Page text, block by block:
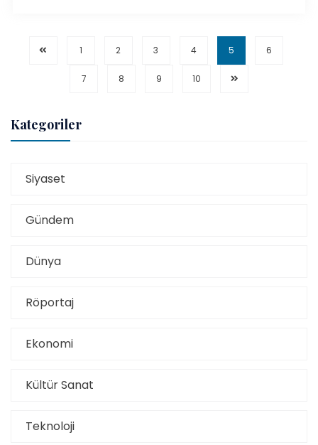
1 2 3 4 5 6
7 8 9 10
Kategoriler
Siyaset
Gündem
Dünya
Röportaj
Ekonomi
Kültür Sanat
Teknoloji